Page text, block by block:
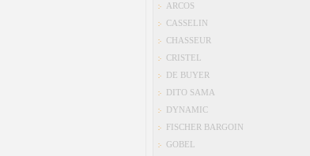
ARCOS
CASSELIN
CHASSEUR
CRISTEL
DE BUYER
DITO SAMA
DYNAMIC
FISCHER BARGOIN
GOBEL